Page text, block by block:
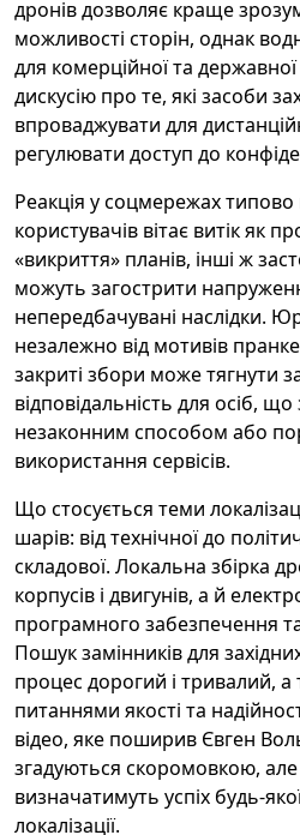
дронів дозволяє краще
можливості сторін, однак
для комерційної та
дискусію про те, які засоби
впроваджувати для
регулювати доступ до
Реакція у соцмережах типово
користувачів вітає витік як
«викриття» планів, інші ж
можуть загострити
непередбачувані наслідки.
незалежно від мотивів
закриті збори може тягнути
відповідальність для осіб,
незаконним способом або
використання сервісів.
Що стосується теми
шарів: від технічної до
складової. Локальна збірка
корпусів і двигунів, а й
програмного забезпечення та
Пошук замінників для
процес дорогий і тривалий, а
питаннями якості та
відео, яке поширив Євген
згадуються скоромовкою,
визначатимуть успіх
локалізації.